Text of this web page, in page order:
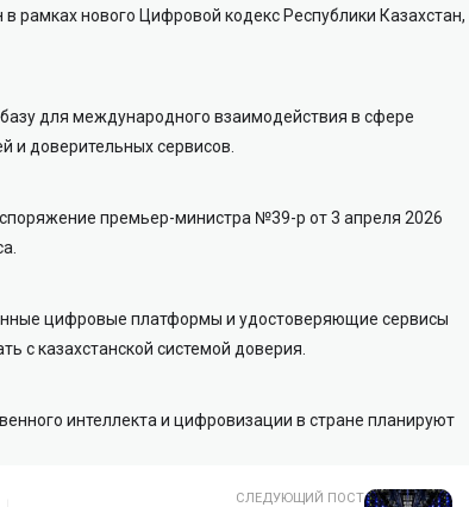
рамках нового Цифровой кодекс Республики Казахстан,
для международного взаимодействия в сфере
и доверительных сервисов.
премьер-министра №39-р от 3 апреля 2026
цифровые платформы и удостоверяющие сервисы
с казахстанской системой доверия.
интеллекта и цифровизации в стране планируют
СЛЕДУЮЩИЙ ПОСТ